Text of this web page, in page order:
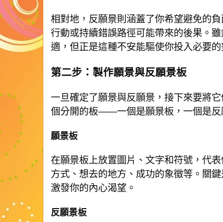
相對地，反願景則涵蓋了你希望避免的
行動或持續錯誤路徑可能帶來的後果。
適，但正是這種不安能驅使你投入必要
第二步：製作願景與反願景板
一旦確定了願景與反願景，接下來要將
個分開的板——一個是願景板，一個是反
願景板
在願景板上放置圖片、文字和符號，代
方式、想去的地方、成功的象徵等。關
激發你的內心渴望。
反願景板